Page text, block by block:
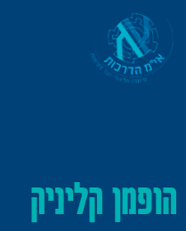
הופמן קליניק